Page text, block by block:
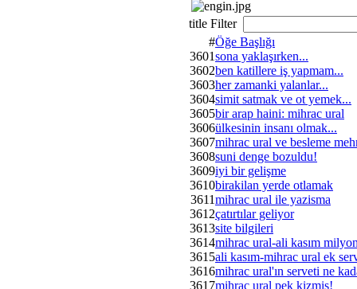
title Filter
#Öğe Başlığı
3601sona yaklaşırken...
3602ben katillere iş yapmam...
3603her zamanki yalanlar...
3604simit satmak ve ot yemek...
3605bir arap haini: mihrac ural
3606ülkesinin insanı olmak...
3607mihrac ural ve besleme
3608suni denge bozuldu!
3609iyi bir gelişme
3610birakilan yerde otlamak
3611mihrac ural ile yazisma
3612çatırtılar geliyor
3613site bilgileri
3614mihrac ural-ali kasım
3615ali kasım-mihrac ural ek
3616mihrac ural'ın serveti ne
3617mihrac ural pek kizmis!